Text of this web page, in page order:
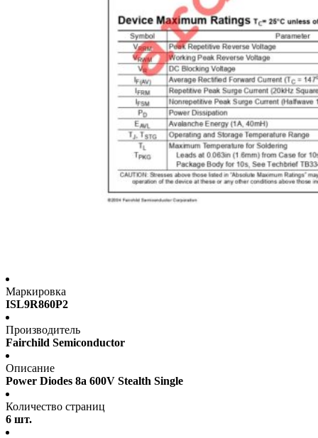
Маркировка
ISL9R860P2
Производитель
Fairchild Semiconductor
Описание
Power Diodes 8a 600V Stealth Single
Количество страниц
6 шт.